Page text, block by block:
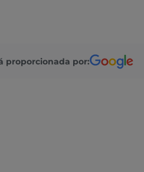
proporcionada por: